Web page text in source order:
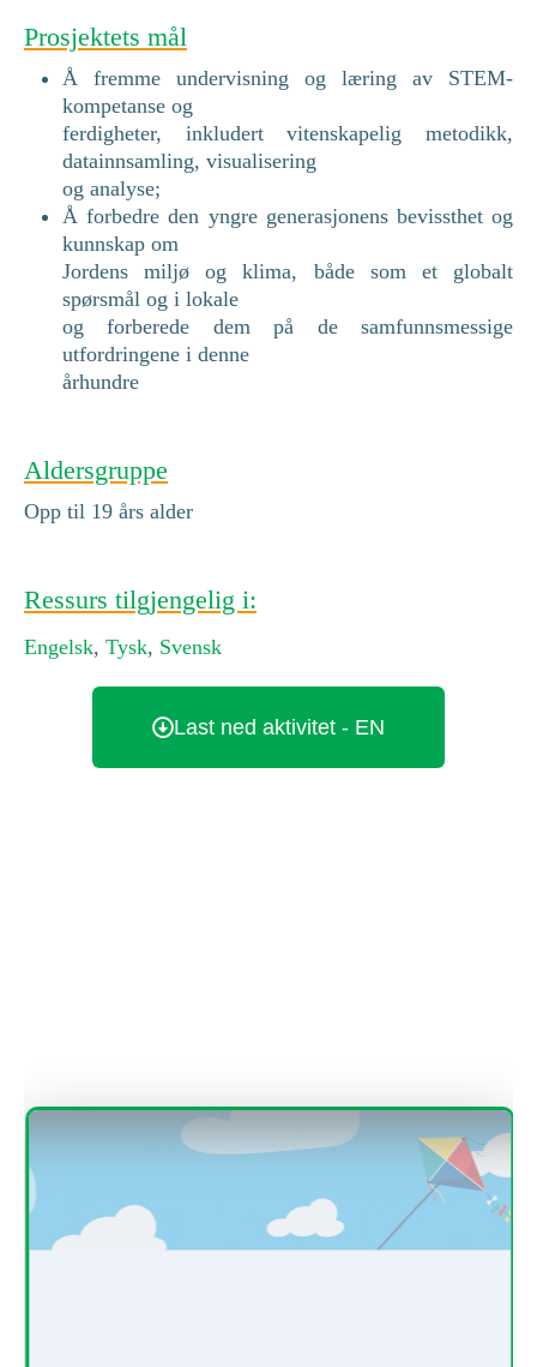
Prosjektets mål
Å fremme undervisning og læring av STEM-
kompetanse og
ferdigheter, inkludert vitenskapelig metodikk,
datainnsamling, visualisering
og analyse;
Å forbedre den yngre generasjonens bevissthet og
kunnskap om
Jordens miljø og klima, både som et globalt
spørsmål og i lokale
og forberede dem på de samfunnsmessige
utfordringene i denne
århundre
Aldersgruppe
Opp til 19 års alder
Ressurs tilgjengelig i:
Engelsk, Tysk, Svensk
Last ned aktivitet - EN